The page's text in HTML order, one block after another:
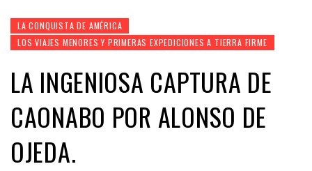
LA CONQUISTA DE AMÉRICA
LOS VIAJES MENORES Y PRIMERAS EXPEDICIONES A TIERRA FIRME
LA INGENIOSA CAPTURA DE
CAONABO POR ALONSO DE
OJEDA.